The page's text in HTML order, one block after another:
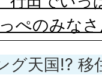
ぺのみな
グ天国!?